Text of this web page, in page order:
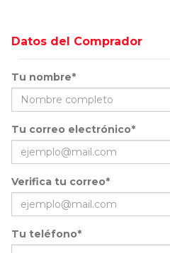
Datos del Comprador
Tu nombre*
Tu correo electrónico*
Verifica tu correo*
Tu teléfono*